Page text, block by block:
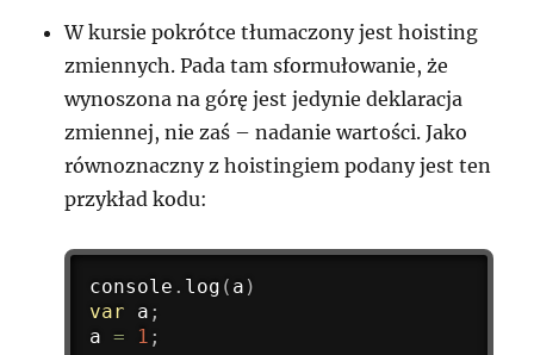
W kursie pokrótce tłumaczony jest hoisting
zmiennych. Pada tam sformułowanie, że
wynoszona na górę jest jedynie deklaracja
zmiennej, nie zaś – nadanie wartości. Jako
równoznaczny z hoistingiem podany jest ten
przykład kodu:
console . log ( a )
var a ;
a = 1 ;